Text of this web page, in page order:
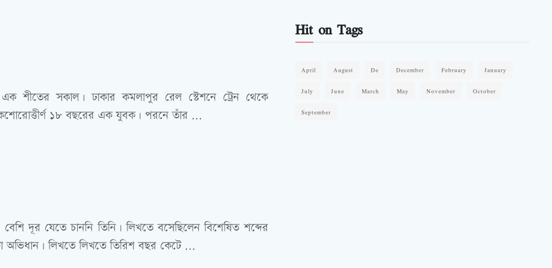
শীতের সকাল। ঢাকার কমলাপুর রেল স্টেশনে ট্রেন থেকে
১৮ বছরের এক যুবক। পরনে তাঁর ...
দূর যেতে চাননি তিনি। লিখতে বসেছিলেন বিশেষিত শব্দের
অভিধান। লিখতে লিখতে তিরিশ বছর কেটে ...
Hit on Tags
April August De December February January
July June March May November October
September